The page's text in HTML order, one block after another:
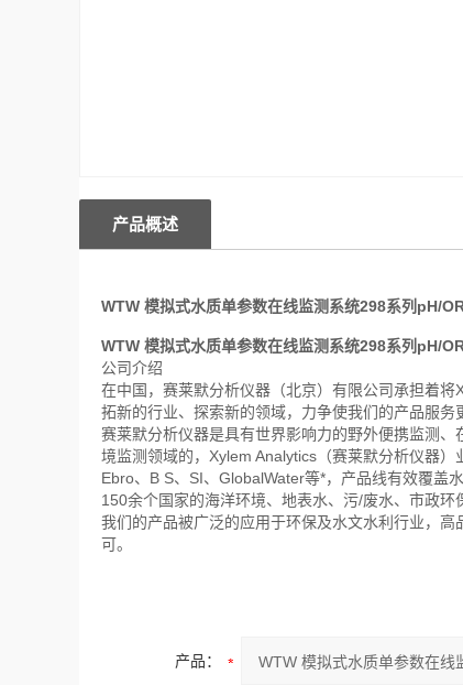
产品概述
WTW 模拟式水质单参数在线监测系统298系列pH/
WTW 模拟式水质单参数在线监测系统298系列pH/
公司介绍
在中国，赛莱默分析仪器（北京）有限公司承担着
拓新的行业、探索新的领域，力争使我们的产品服务
赛莱默分析仪器是具有世界影响力的野外便携监测
境监测领域的，Xylem Analytics（赛莱默分析仪器）
Ebro、B S、SI、GlobalWater等*，产品线有效覆盖
150余个国家的海洋环境、地表水、污/废水、市政环
我们的产品被广泛的应用于环保及水文水利行业，
可。
产品：